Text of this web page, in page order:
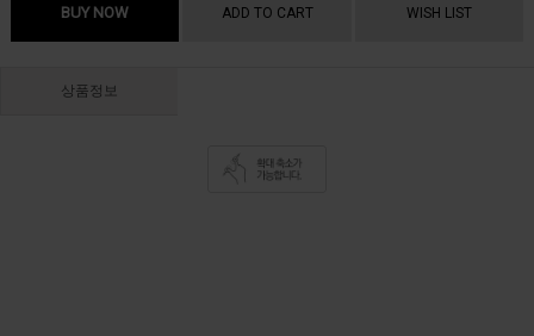
BUY NOW ADD TO CART WISH LIST
상품정보